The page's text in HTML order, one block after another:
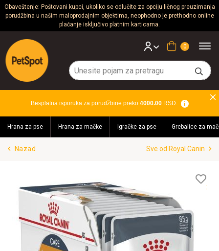
Obaveštenje: Poštovani kupci, ukoliko se odlučite za opciju ličnog preuzimanja
porudžbina u našim maloprodajnim objektima, neophodno je prethodno online
plaćanje isključivo platnim karticama.
Psi
Mačke
Glodari
Akvaristika
Teraristika
Brendovi
Akcija!
Korpa
Besplatna isporuka za porudžbine preko 4000.00RSD.
Hrana za pse Hrana za mačke Igračke za pse Grebalice za
Nazad Sve od Royal Canin